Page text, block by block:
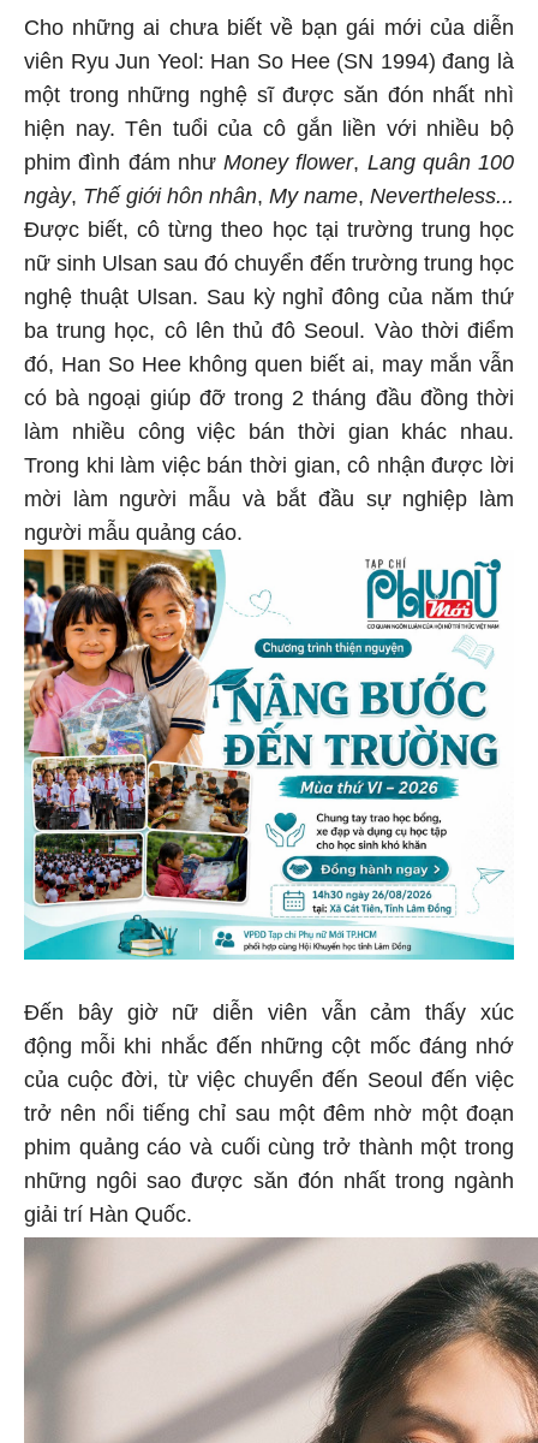
Cho những ai chưa biết về bạn gái mới của diễn
viên Ryu Jun Yeol: Han So Hee (SN 1994) đang là
một trong những nghệ sĩ được săn đón nhất nhì
hiện nay. Tên tuổi của cô gắn liền với nhiều bộ
phim đình đám như Money flower, Lang quân 100
ngày, Thế giới hôn nhân, My name, Nevertheless...
Được biết, cô từng theo học tại trường trung học
nữ sinh Ulsan sau đó chuyển đến trường trung học
nghệ thuật Ulsan. Sau kỳ nghỉ đông của năm thứ
ba trung học, cô lên thủ đô Seoul. Vào thời điểm
đó, Han So Hee không quen biết ai, may mắn vẫn
có bà ngoại giúp đỡ trong 2 tháng đầu đồng thời
làm nhiều công việc bán thời gian khác nhau.
Trong khi làm việc bán thời gian, cô nhận được lời
mời làm người mẫu và bắt đầu sự nghiệp làm
người mẫu quảng cáo.
Đến bây giờ nữ diễn viên vẫn cảm thấy xúc
động mỗi khi nhắc đến những cột mốc đáng nhớ
của cuộc đời, từ việc chuyển đến Seoul đến việc
trở nên nổi tiếng chỉ sau một đêm nhờ một đoạn
phim quảng cáo và cuối cùng trở thành một trong
những ngôi sao được săn đón nhất trong ngành
giải trí Hàn Quốc.